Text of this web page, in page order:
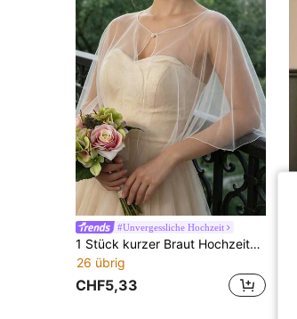
#Unvergessliche Hochzeit
1 Stück kurzer Braut Hochzeits-Schal, sexy Chiffon Damen Party Bolero Kleid Accessoire für Halloween und Valentinstag
26 übrig
CHF5,33